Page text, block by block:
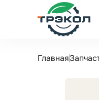
Главная